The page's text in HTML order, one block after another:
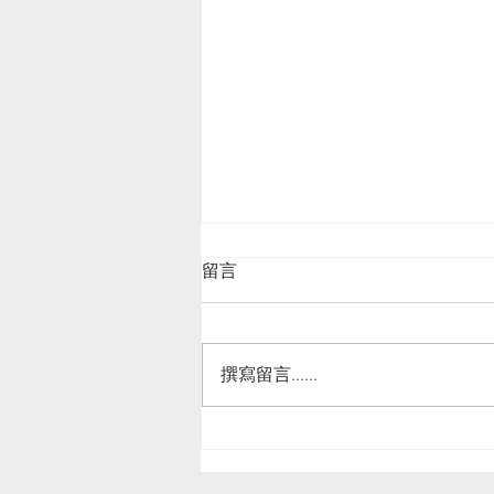
留言
撰寫留言......